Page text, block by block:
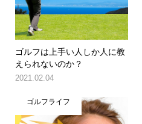
ゴルフは上手い人しか人に教
えられないのか？
2021.02.04
ゴルフライフ